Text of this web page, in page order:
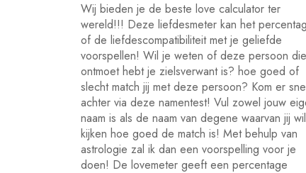
Wij bieden je de beste love calculator ter
wereld!!! Deze liefdesmeter kan het
of de liefdescompatibiliteit met je geliefde
voorspellen! Wil je weten of deze persoon
ontmoet hebt je zielsverwant is? hoe goed of
slecht match jij met deze persoon? Kom er
achter via deze namentest! Vul zowel jouw
naam is als de naam van degene waarvan jij
kijken hoe goed de match is! Met behulp van
astrologie zal ik dan een voorspelling voor je
doen! De lovemeter geeft een percentage